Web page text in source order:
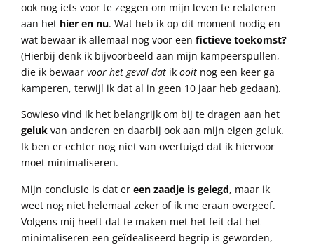
ook nog iets voor te zeggen om mijn leven te relateren
aan het hier en nu. Wat heb ik op dit moment nodig en
wat bewaar ik allemaal nog voor een fictieve toekomst?
(Hierbij denk ik bijvoorbeeld aan mijn kampeerspullen,
die ik bewaar voor het geval dat ik ooit nog een keer ga
kamperen, terwijl ik dat al in geen 10 jaar heb gedaan).
Sowieso vind ik het belangrijk om bij te dragen aan het
geluk van anderen en daarbij ook aan mijn eigen geluk.
Ik ben er echter nog niet van overtuigd dat ik hiervoor
moet minimaliseren.
Mijn conclusie is dat er een zaadje is gelegd, maar ik
weet nog niet helemaal zeker of ik me eraan overgeef.
Volgens mij heeft dat te maken met het feit dat het
minimaliseren een geïdealiseerd begrip is geworden,